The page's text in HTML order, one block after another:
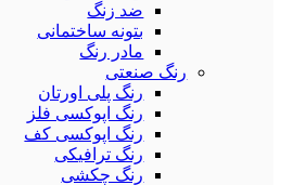
ضد زنگ
بتونه ساختمانی
مادر رنگ
رنگ صنعتی
رنگ پلی اورتان
رنگ اپوکسی فلز
رنگ اپوکسی کف
رنگ ترافیکی
رنگ چکشی